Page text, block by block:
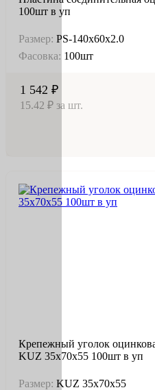
100шт в уп
Размер: PS-140х60х2.0
Фасовка: 100шт
1 542 ₽
15.42 ₽ за шт.
Крепежный уголок
KUZ 35х70х55 100шт в уп
Размер: KUZ 35х70х55